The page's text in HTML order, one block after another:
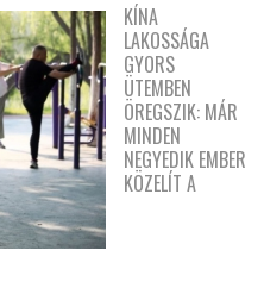
KÍNA
LAKOSSÁGA
GYORS
ÜTEMBEN
ÖREGSZIK: MÁR
MINDEN
NEGYEDIK EMBER
KÖZELÍT A